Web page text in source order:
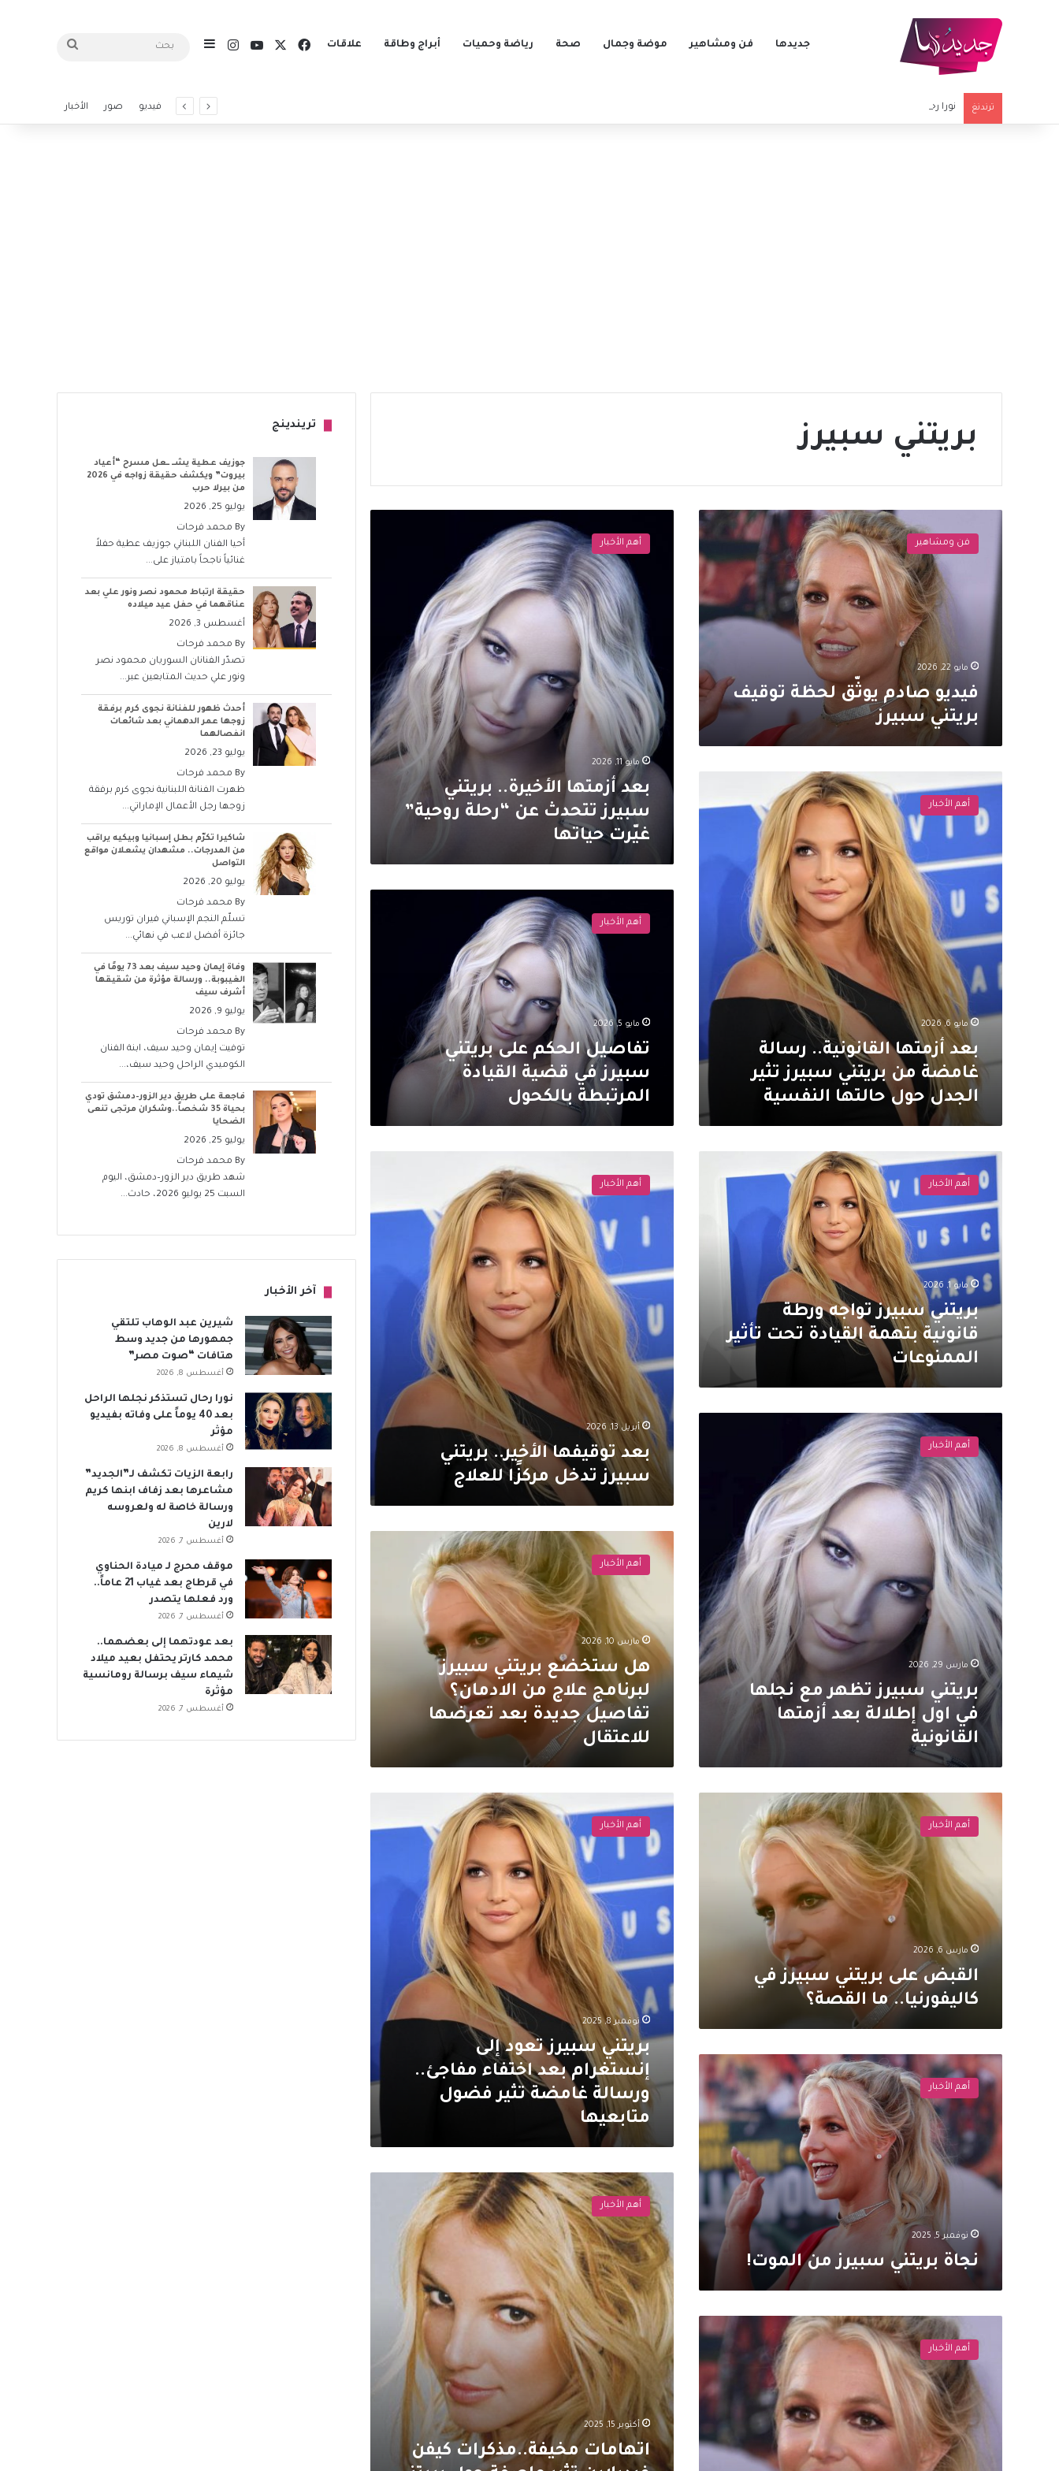
جديدها فن ومشاهير موضة وجمال صحة رياضة وحميات أبراج وطاقة علاقات فيسبوكيوتيوبانستقرامإضافة عمود جانبي بحث
ترندنغ نورا رحال تستذكر نجلها الراحل بعد 40 يوماً على وفاته بفيديو مؤثر فيديو صور الأخبار
بريتني سبيرز
فن ومشاهير
مايو 22, 2026
فيديو صادم يوثّق لحظة توقيف
بريتني سبيرز
أزمتها
الأخيرة..
روحية”
غيّرت
حياتها
أهم الأخبار
مايو 11, 2026
بعد أزمتها الأخيرة.. بريتني
سبيرز تتحدث عن “رحلة روحية”
غيّرت حياتها
أزمتها
القانونية..
رسالة
من
سبيرز
تثير
حول
حالتها
النفسية
أهم الأخبار
مايو 6, 2026
بعد أزمتها القانونية.. رسالة
غامضة من بريتني سبيرز تثير
الجدل حول حالتها النفسية
الحكم
بالكحول
أهم الأخبار
مايو 5, 2026
تفاصيل الحكم على بريتني
سبيرز في قضية القيادة
المرتبطة بالكحول
بريتني
سبيرز
تواجه
ورطة
قانونية
بتهمة
القيادة
تحت
تأثير
الممنوعات
أهم الأخبار
مايو 1, 2026
بريتني سبيرز تواجه ورطة
قانونية بتهمة القيادة تحت تأثير
الممنوعات
توقيفها
الأخير..
للعلاج
أهم الأخبار
أبريل 13, 2026
بعد توقيفها الأخير.. بريتني
سبيرز تدخل مركزًا للعلاج
تظهر
مع
نجلها
في
اول
إطلالة
بعد
أزمتها
القانونية
أهم الأخبار
مارس 29, 2026
بريتني سبيرز تظهر مع نجلها
في اول إطلالة بعد أزمتها
القانونية
ستخضع
بريتني
من
الادمان؟
تفاصيل
تعرضها
للاعتقال
أهم الأخبار
مارس 10, 2026
هل ستخضع بريتني سبيرز
لبرنامج علاج من الادمان؟
تفاصيل جديدة بعد تعرضها
للاعتقال
على
كاليفورنيا..
القصة؟
أهم الأخبار
مارس 6, 2026
القبض على بريتني سبيرز في
كاليفورنيا.. ما القصة؟
تعود
بعد
مفاجئ..
ورسالة
تثير
فضول
متابعيها
أهم الأخبار
نوفمبر 8, 2025
بريتني سبيرز تعود إلى
إنستغرام بعد اختفاء مفاجئ..
ورسالة غامضة تثير فضول
متابعيها
بريتني
أهم الأخبار
نوفمبر 5, 2025
نجاة بريتني سبيرز من الموت!
اتهامات
مخيفة..مذكرات
كيفن
فيدرلاين
تثير
عاصفة
حول
بريتني
أهم الأخبار
أكتوبر 15, 2025
اتهامات مخيفة..مذكرات كيفن
تكشف
زواجها
أهم الأخبار
تريندينج
جوزيف عطية يشــ ــعل مسرح “أعياد
بيروت” ويكشف حقيقة زواجه في 2026
من بيرلا حرب
يوليو 25, 2026
By محمد فرحات
أحيا الفنان اللبناني جوزيف عطية حفلاً
غنائياً ناجحاً بامتياز على...
حقيقة ارتباط محمود نصر ونور علي بعد
عناقهما في حفل عيد ميلاده
أغسطس 3, 2026
By محمد فرحات
تصدّر الفنانان السوريان محمود نصر
ونور علي حديث المتابعين عبر...
أحدث ظهور للفنانة نجوى كرم برفقة
زوجها عمر الدهماني بعد شائعات
انفصالهما
يوليو 23, 2026
By محمد فرحات
ظهرت الفنانة اللبنانية نجوى كرم برفقة
زوجها رجل الأعمال الإماراتي...
شاكيرا تكرّم بطل إسبانيا وبيكيه يراقب
من المدرجات.. مشهدان يشعلان مواقع
التواصل
يوليو 20, 2026
By محمد فرحات
تسلّم النجم الإسباني فيران توريس
جائزة أفضل لاعب في نهائي...
وفاة إيمان وحيد سيف بعد 73 يومًا في
الغيبوبة.. ورسالة مؤثرة من شقيقها
أشرف سيف
يوليو 9, 2026
By محمد فرحات
توفيت إيمان وحيد سيف، ابنة الفنان
الكوميدي الراحل وحيد سيف،...
فاجعة على طريق دير الزور–دمشق تودي
بحياة 35 شخصاً..وشكران مرتجى تنعى
الضحايا
يوليو 25, 2026
By محمد فرحات
شهد طريق دير الزور–دمشق، اليوم
السبت 25 يوليو 2026، حادث...
آخر الأخبار
شيرين عبد الوهاب تلتقي
جمهورها من جديد وسط
هتافات “صوت مصر”
أغسطس 8, 2026
نورا رحال تستذكر نجلها الراحل
بعد 40 يوماً على وفاته بفيديو
مؤثر
أغسطس 8, 2026
رابعة الزيات تكشف لـ”الجديد”
مشاعرها بعد زفاف ابنها كريم
ورسالة خاصة له ولعروسه
لارين
أغسطس 7, 2026
موقف محرج لـ ميادة الحناوي
في قرطاج بعد غياب 21 عاماً..
ورد فعلها يتصدر
أغسطس 7, 2026
بعد عودتهما إلى بعضهما..
محمد كارتر يحتفل بعيد ميلاد
شيماء سيف برسالة رومانسية
مؤثرة
أغسطس 7, 2026